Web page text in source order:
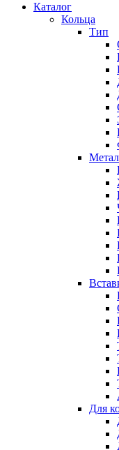
Каталог
Кольца
Тип
Для